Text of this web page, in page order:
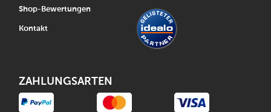
Shop-Bewertungen
Kontakt
ZAHLUNGSARTEN